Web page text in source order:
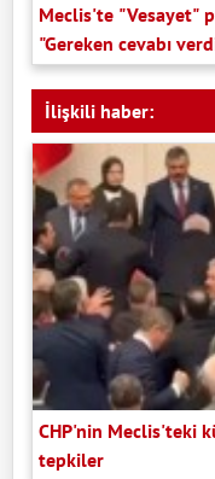
Meclis'te "Vesayet"
"Gereken cevabı
İlişkili haber:
CHP'nin Meclis'teki
tepkiler